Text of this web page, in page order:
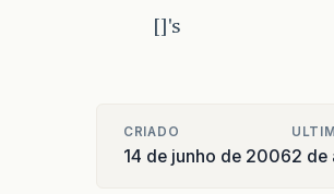
[]'s
CRIADO
14 de junho de 20062 de